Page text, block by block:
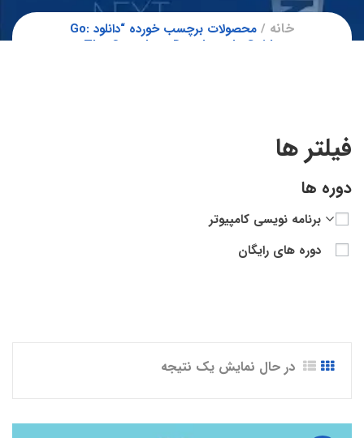
خانه
محصولات برچسب خورده “دانلود Go:
The Complete Developer's Guide
در حال نمایش یک نتیجه
فیلتر ها
دوره ها
برنامه نویسی کامپیوتر
دوره های رایگان